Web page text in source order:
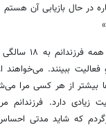
در حال بازیابی آن
جولی ادامه
ببینند. می‌خواهند
بیشتر از هر کسی مرا
زیادی دارد. فرزندانم
که شاید مدتی